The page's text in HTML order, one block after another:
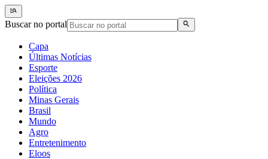
Buscar no portal
Capa
Últimas Notícias
Esporte
Eleições 2026
Política
Minas Gerais
Brasil
Mundo
Agro
Entretenimento
Eloos